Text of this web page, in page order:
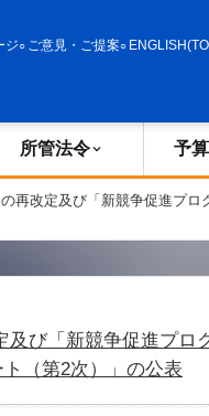
ジ ご意見・ご提案
所管法令 予
再改定及び「新競争促進プロ
及び「新競争促進プロ
（第2次）」の公表